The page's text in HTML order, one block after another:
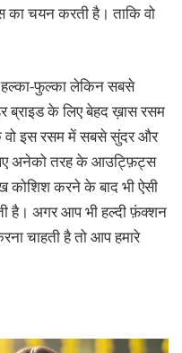
चयन करती है। ताकि वो
हल्का-फुल्का लेकिन सबसे
ब्राइड के लिए बेहद ख़ास रसम
वो इस रसम में सबसे सुंदर और
अनेको तरह के आउट्फ़िट्स
कोशिश करने के बाद भी ऐसी
है। अगर आप भी हल्दी फ़ंक्शन
चाहती है तो आप हमारे